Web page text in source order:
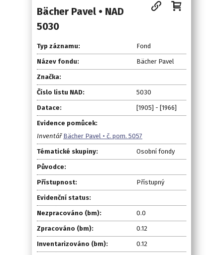
Bächer Pavel • NAD
5030
Typ záznamu: Fond
Název fondu: Bächer Pavel
Značka:
Číslo listu NAD: 5030
Datace: [1905] - [1966]
Evidence pomůcek:
Inventář Bächer Pavel • č. pom. 5057
Tématické skupiny: Osobní fondy
Původce:
Přístupnost: Přístupný
Evidenční status:
Nezpracováno (bm): 0.0
Zpracováno (bm): 0.12
Inventarizováno (bm): 0.12